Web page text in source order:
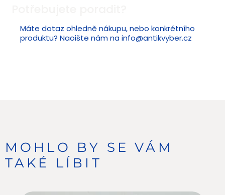
Máte dotaz ohledně nákupu, nebo konkrétního
produktu? Naoište nám nainfo@antikvyber.cz
MOHLO BY SE VÁM
TAKÉ LÍBIT